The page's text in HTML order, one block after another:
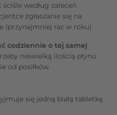
według zaleceń
zgłaszanie się na
(przynajmniej raz w roku).
codziennie o tej samej
niewielką ilością płynu.
od posiłków.
się jedną białą tabletkę